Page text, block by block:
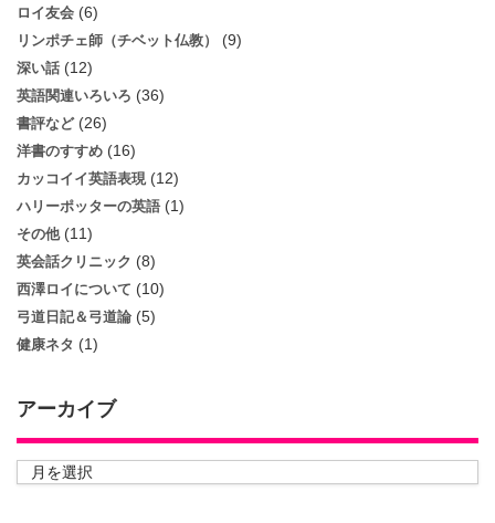
ロイ友会 (6)
リンポチェ師（チベット仏教） (9)
深い話 (12)
英語関連いろいろ (36)
書評など(26)
洋書のすすめ (16)
カッコイイ英語表現 (12)
ハリーポッターの英語 (1)
その他(11)
英会話クリニック (8)
西澤ロイについて (10)
弓道日記＆弓道論 (5)
健康ネタ (1)
アーカイブ